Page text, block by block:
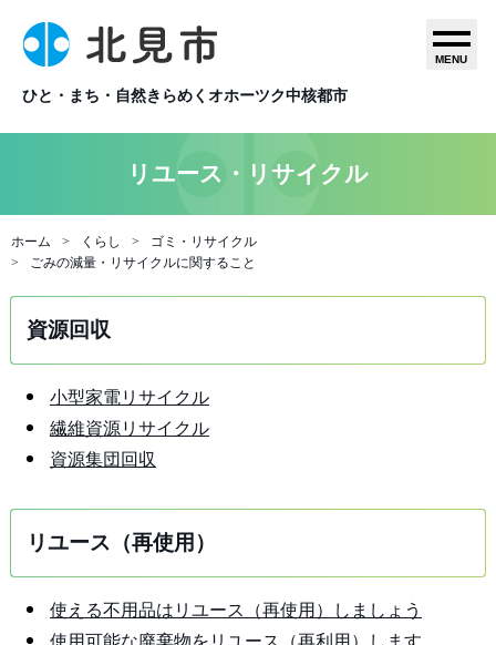
ひと・まち・自然きらめくオホーツク中核都市
MENU
リユース・リサイクル
ホーム くらし
ゴミ・リサイクル
ごみの減量・リサイクルに関すること
資源回収
小型家電リサイクル
繊維資源リサイクル
資源集団回収
リユース（再使用）
使える不用品はリユース（再使用）しましょう
使用可能な廃棄物をリユース（再利用）します